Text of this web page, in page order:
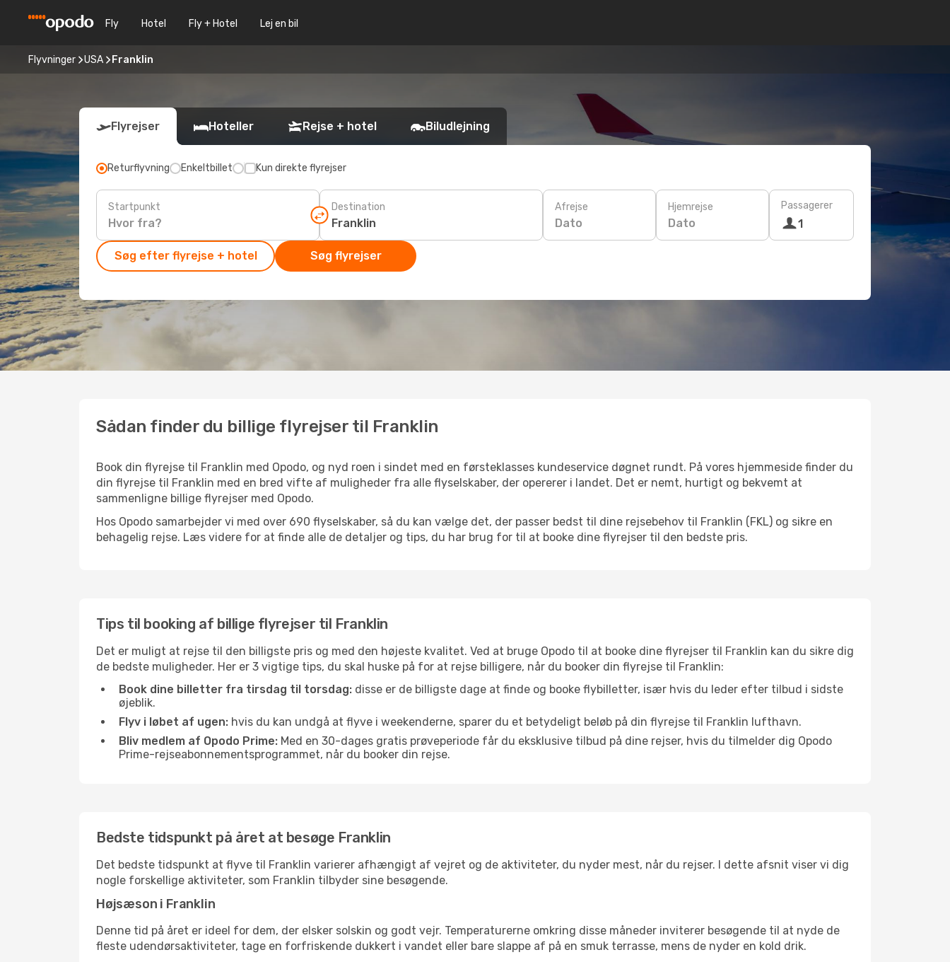
Fly Hotel Fly + Hotel Lej en bil
Flyvninger USA Franklin
Flyrejser Hoteller Rejse + hotel Biludlejning
Returflyvning Enkeltbillet Kun direkte flyrejser
Startpunkt Destination Afrejse
Dato
Hjemrejse
Dato
Passagerer
1
Søg efter flyrejse + hotel Søg flyrejser
Sådan finder du billige flyrejser til Franklin
Book din flyrejse til Franklin med Opodo, og nyd roen i sindet med en førsteklasses kundeservice døgnet rundt. På vores hjemmeside finder du
din flyrejse til Franklin med en bred vifte af muligheder fra alle flyselskaber, der opererer i landet. Det er nemt, hurtigt og bekvemt at
sammenligne billige flyrejser med Opodo.
Hos Opodo samarbejder vi med over 690 flyselskaber, så du kan vælge det, der passer bedst til dine rejsebehov til Franklin (FKL) og sikre en
behagelig rejse. Læs videre for at finde alle de detaljer og tips, du har brug for til at booke dine flyrejser til den bedste pris.
Tips til booking af billige flyrejser til Franklin
Det er muligt at rejse til den billigste pris og med den højeste kvalitet. Ved at bruge Opodo til at booke dine flyrejser til Franklin kan du sikre dig
de bedste muligheder. Her er 3 vigtige tips, du skal huske på for at rejse billigere, når du booker din flyrejse til Franklin:
Book dine billetter fra tirsdag til torsdag: disse er de billigste dage at finde og booke flybilletter, især hvis du leder efter tilbud i sidste
øjeblik.
Flyv i løbet af ugen: hvis du kan undgå at flyve i weekenderne, sparer du et betydeligt beløb på din flyrejse til Franklin lufthavn.
Bliv medlem af Opodo Prime: Med en 30-dages gratis prøveperiode får du eksklusive tilbud på dine rejser, hvis du tilmelder dig Opodo
Prime-rejseabonnementsprogrammet, når du booker din rejse.
Bedste tidspunkt på året at besøge Franklin
Det bedste tidspunkt at flyve til Franklin varierer afhængigt af vejret og de aktiviteter, du nyder mest, når du rejser. I dette afsnit viser vi dig
nogle forskellige aktiviteter, som Franklin tilbyder sine besøgende.
Højsæson i Franklin
Denne tid på året er ideel for dem, der elsker solskin og godt vejr. Temperaturerne omkring disse måneder inviterer besøgende til at nyde de
fleste udendørsaktiviteter, tage en forfriskende dukkert i vandet eller bare slappe af på en smuk terrasse, mens de nyder en kold drik.